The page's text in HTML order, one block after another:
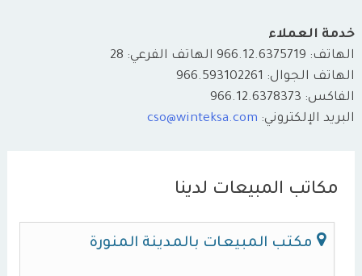
خدمة العملاء
الهاتف: 966.12.6375719 الهاتف الفرعي: 28
الهاتف الجوال: 966.593102261
الفاكس: 966.12.6378373
البريد الإلكتروني: cso@winteksa.com
مكاتب المبيعات لدينا
مكتب المبيعات بالمدينة المنورة